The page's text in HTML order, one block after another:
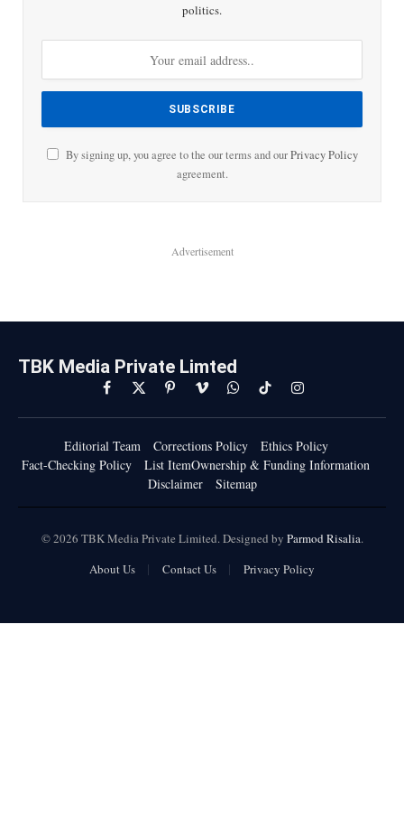
politics.
By signing up, you agree to the our terms and ourPrivacy Policy
agreement.
Advertisement
TBK Media Private Limted
Facebook
X
(Twitter)
PinterestVimeoWhatsAppTikTokInstagram
Editorial Team Corrections Policy
Ethics Policy
Fact-Checking Policy
List ItemOwnership & Funding Information
Disclaimer
Sitemap
© 2026 TBK Media Private Limited. Designed by Parmod Risalia.
About Us
Contact Us Privacy Policy